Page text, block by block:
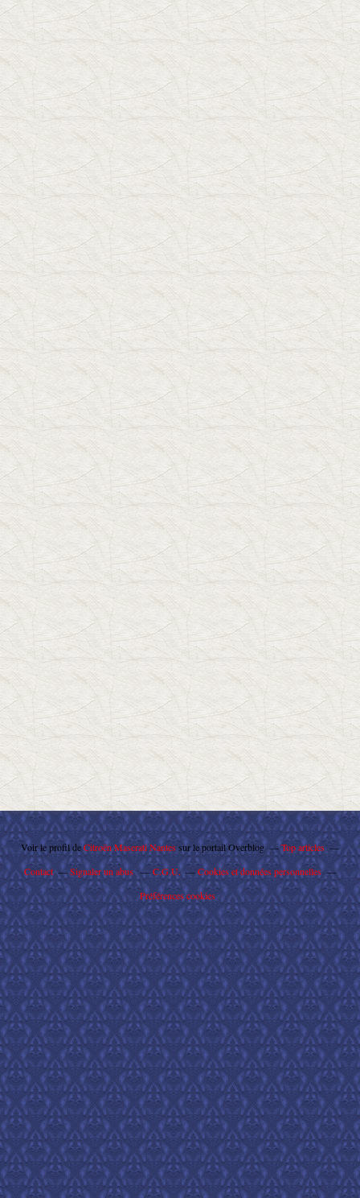
Voir le profil deCitroën Maserati Nantessur le portail Overblog
Top articles
Contact
Signaler un abus C.G.U.
Cookies et données personnelles
Préférences cookies